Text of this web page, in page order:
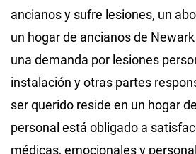
ancianos y sufre lesiones, un
un hogar de ancianos de
una demanda por lesiones
instalación y otras partes
ser querido reside en un hogar
personal está obligado a
médicas, emocionales y